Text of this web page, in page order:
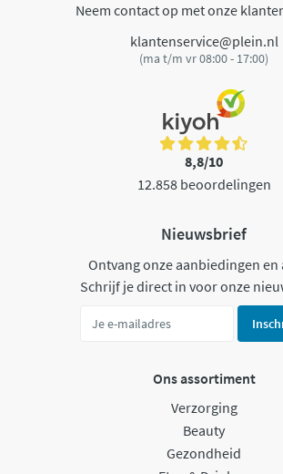
Neem contact op met onze
klantenservice@plein.nl
(ma t/m vr 08:00 - 17:00)
8,8/10
12.858 beoordelingen
Nieuwsbrief
Ontvang onze aanbiedingen en
Schrijf je direct in voor onze
Ons assortiment
Verzorging
Beauty
Gezondheid